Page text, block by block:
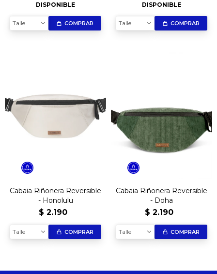
DISPONIBLE
Talle COMPRAR
DISPONIBLE
Talle COMPRAR
Cabaia Riñonera Reversible
- Honolulu
$ 2.190
Talle COMPRAR
Cabaia Riñonera Reversible
- Doha
$ 2.190
Talle COMPRAR